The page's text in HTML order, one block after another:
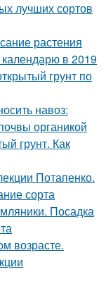
лучших сортов
растения
календарю в 2019
грунт по
навоз:
органикой
грунт. Как
Потапенко.
сорта
Посадка
возрасте.